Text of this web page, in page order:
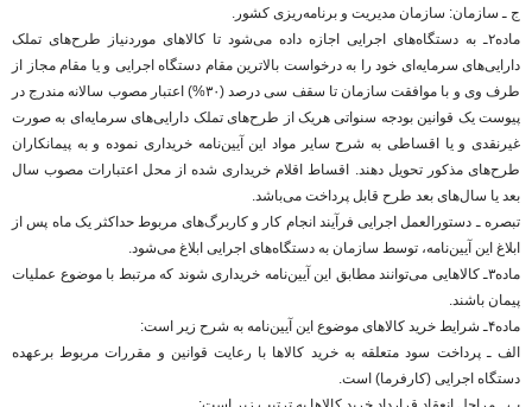
ج ـ سازمان: سازمان مدیریت و برنامه‌ریزی کشور.
ماده۲ـ به دستگاه‌های اجرایی اجازه داده می‌شود تا کالاهای موردنیاز طرح‌های تملک
دارایی‌های سرمایه‌ای خود را به درخواست بالاترین مقام دستگاه اجرایی و یا مقام مجاز از
طرف وی و با موافقت سازمان تا سقف سی درصد (۳۰%) اعتبار مصوب سالانه مندرج در
پیوست یک قوانین بودجه سنواتی هریک از طرح‌های تملک دارایی‌های سرمایه‌ای به صورت
غیرنقدی و یا اقساطی به شرح سایر مواد این آیین‌نامه خریداری نموده و به پیمانکاران
طرح‌های مذکور تحویل دهند. اقساط اقلام خریداری شده از محل اعتبارات مصوب سال
بعد یا سال‌های بعد طرح قابل پرداخت می‌باشد.
تبصره ـ دستورالعمل اجرایی فرآیند انجام کار و کاربرگ‌های مربوط حداکثر یک ماه پس از
ابلاغ این آیین‌نامه، توسط سازمان به دستگاه‌های اجرایی ابلاغ می‌شود.
ماده۳ـ کالاهایی می‌توانند مطابق این آیین‌نامه خریداری شوند که مرتبط با موضوع عملیات
پیمان باشند.
ماده۴ـ شرایط خرید کالاهای موضوع این آیین‌نامه به شرح زیر است:
الف ـ پرداخت سود متعلقه به خرید کالاها با رعایت قوانین و مقررات مربوط برعهده
دستگاه اجرایی (کارفرما) است.